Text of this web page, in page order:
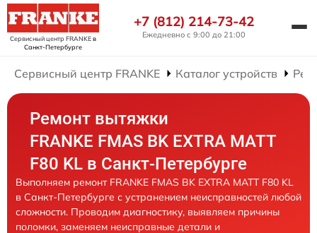
Сервисный центр FRANKEв
Санкт-Петербурге
+7 (812) 214-73-42
Ежедневно с 9:00 до 21:00
Сервисный центр FRANKE Каталог устройств
Ремонт вытяжки
FRANKE FMAS BK EXTRA MATT
F80 KL в Санкт-Петербурге
Выполняем ремонт FRANKE FMAS BK EXTRA MATT F80 KL
в Санкт-Петербурге с устранением неисправностей любой
сложности. Проводим диагностику, выявляем причины
поломки, заменяем неисправные детали и